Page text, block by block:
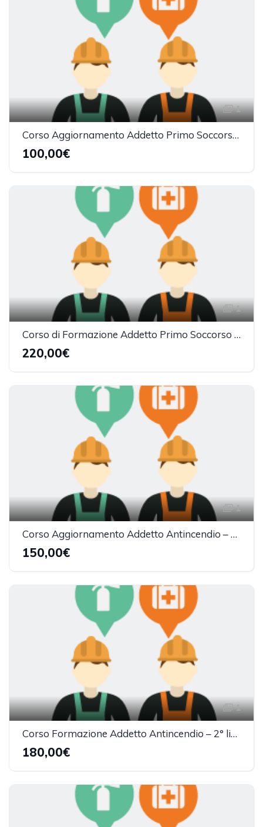
1
Corso Aggiornamento Addetto Primo Soccorso - Gruppo A (6h)
100,00€
1
Corso di Formazione Addetto Primo Soccorso - Gruppo A (16h)
220,00€
1
Corso Aggiornamento Addetto Antincendio – 2° livello (5h)
150,00€
1
Corso Formazione Addetto Antincendio – 2° livello (8h)
180,00€